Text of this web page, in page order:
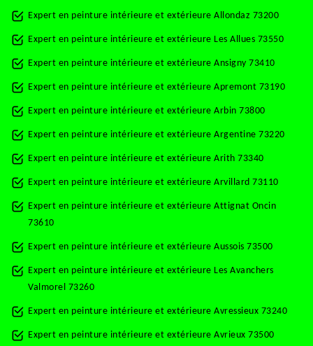
Expert en peinture intérieure et extérieure Allondaz 73200
Expert en peinture intérieure et extérieure Les Allues 73550
Expert en peinture intérieure et extérieure Ansigny 73410
Expert en peinture intérieure et extérieure Apremont 73190
Expert en peinture intérieure et extérieure Arbin 73800
Expert en peinture intérieure et extérieure Argentine 73220
Expert en peinture intérieure et extérieure Arith 73340
Expert en peinture intérieure et extérieure Arvillard 73110
Expert en peinture intérieure et extérieure Attignat Oncin
73610
Expert en peinture intérieure et extérieure Aussois 73500
Expert en peinture intérieure et extérieure Les Avanchers
Valmorel 73260
Expert en peinture intérieure et extérieure Avressieux 73240
Expert en peinture intérieure et extérieure Avrieux 73500